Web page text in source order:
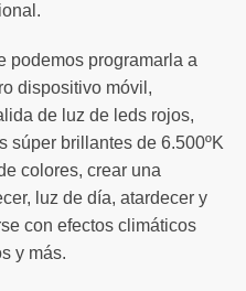
podemos programarla a
dispositivo móvil,
de luz de leds rojos,
súper brillantes de 6.500ºK
colores, crear una
luz de día, atardecer y
con efectos climáticos
y más.